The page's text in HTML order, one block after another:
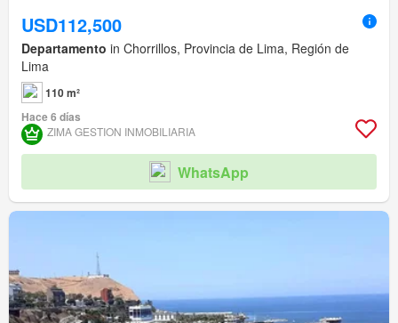
USD112,500
Departamento in Chorrillos, Provincia de Lima, Región de
Lima
110 m²
Hace 6 días
ZIMA GESTION INMOBILIARIA
WhatsApp